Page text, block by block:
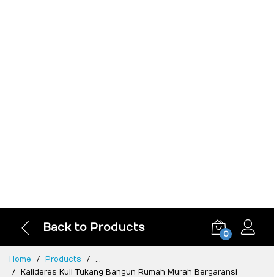
Back to Products
0
Home Products
...
Kalideres Kuli Tukang Bangun Rumah Murah Bergaransi